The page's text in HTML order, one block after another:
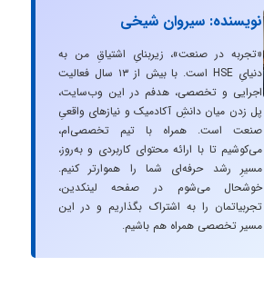
نویسنده: سیروان شیخی
«تجربه در صنعت»، زیربنایِ اشتیاقِ من به
دنیایِ HSE است. با بیش از ۱۳ سال فعالیت
اجرایی و تخصصی، هدفم در این وب‌سایت،
پل زدن میان دانشِ آکادمیک و نیازهای واقعیِ
صنعت است. همراه با تیم تخصصی‌ام،
می‌کوشیم تا با ارائه محتوای کاربردی و به‌روز،
مسیرِ رشد حرفه‌ای شما را هموارتر کنیم.
خوشحال می‌شوم در صفحه لینکدین،
تجربیاتمان را به اشتراک بگذاریم و در این
مسیر تخصصی همراه هم باشیم.